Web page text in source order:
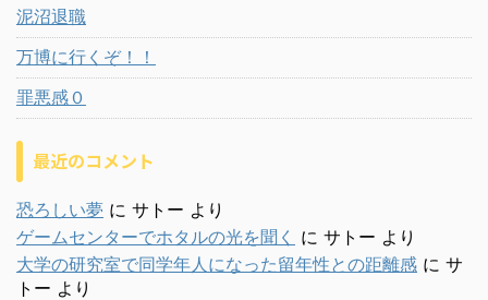
泥沼退職
万博に行くぞ！！
罪悪感０
最近のコメント
恐ろしい夢 に サトー より
ゲームセンターでホタルの光を聞く に サトー より
大学の研究室で同学年人になった留年性との距離感 に サ
トー より